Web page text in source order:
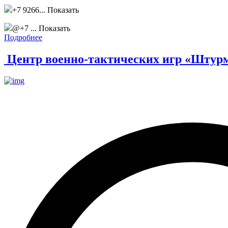
+7 9266... Показать
@+7 ... Показать
Подробнее
Центр военно-тактических игр